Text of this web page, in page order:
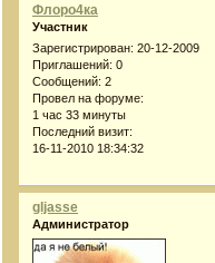
Флоро4ка
Участник
Зарегистрирован: 20-12-2009
Приглашений: 0
Сообщений: 2
Провел на форуме:
1 час 33 минуты
Последний визит:
16-11-2010 18:34:32
gljasse
Администратор